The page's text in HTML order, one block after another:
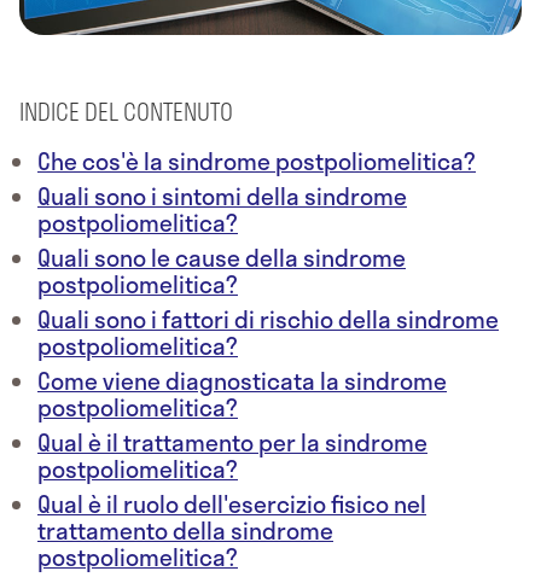
INDICE DEL CONTENUTO
Che cos'è la sindrome postpoliomelitica?
Quali sono i sintomi della sindrome
postpoliomelitica?
Quali sono le cause della sindrome
postpoliomelitica?
Quali sono i fattori di rischio della sindrome
postpoliomelitica?
Come viene diagnosticata la sindrome
postpoliomelitica?
Qual è il trattamento per la sindrome
postpoliomelitica?
Qual è il ruolo dell'esercizio fisico nel
trattamento della sindrome
postpoliomelitica?